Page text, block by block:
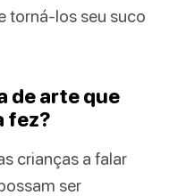
torná-los seu suco
de arte que
fez?
crianças a falar
ser